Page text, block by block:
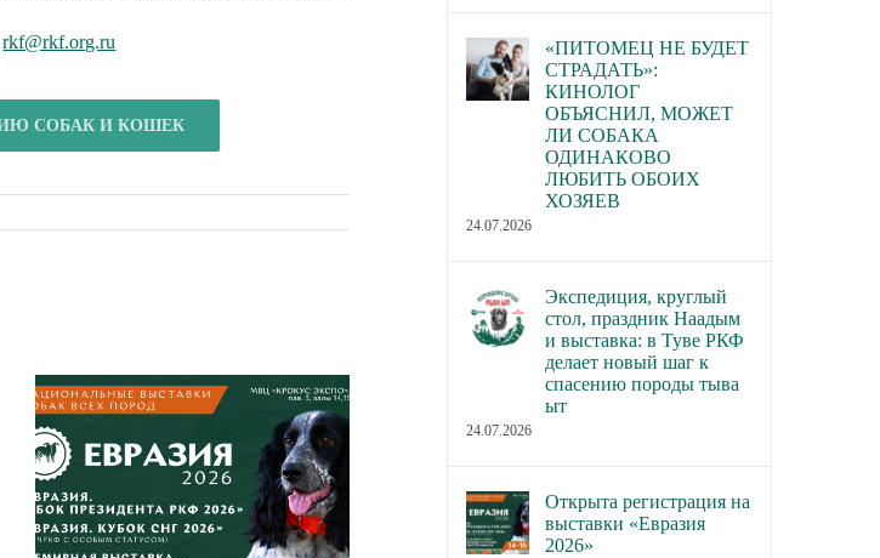
rkf@rkf.org.ru
СОБАК И КОШЕК
«ПИТОМЕЦ НЕ БУДЕТ
СТРАДАТЬ»:
КИНОЛОГ
ОБЪЯСНИЛ, МОЖЕТ
ЛИ СОБАКА
ОДИНАКОВО
ЛЮБИТЬ ОБОИХ
ХОЗЯЕВ
24.07.2026
Экспедиция, круглый
стол, праздник Наадым
и выставка: в Туве РКФ
делает новый шаг к
спасению породы тыва
ыт
24.07.2026
Открыта регистрация на
выставки «Евразия
2026»